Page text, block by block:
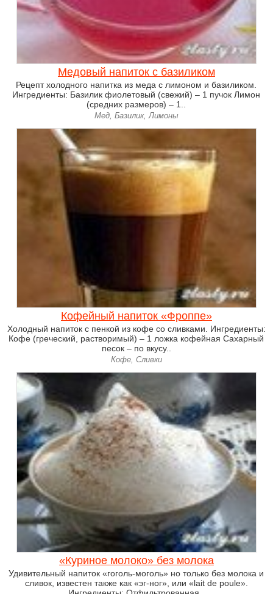
Медовый напиток с базиликом
Рецепт холодного напитка из меда с лимоном и базиликом.
Ингредиенты: Базилик фиолетовый (свежий) – 1 пучок Лимон
(средних размеров) – 1..
Мед, Базилик, Лимоны
Кофейный напиток «Фроппе»
Холодный напиток с пенкой из кофе со сливками. Ингредиенты:
Кофе (греческий, растворимый) – 1 ложка кофейная Сахарный
песок – по вкусу..
Кофе, Сливки
«Куриное молоко» без молока
Удивительный напиток «гоголь-моголь» но только без молока и
сливок, известен также как «эг-ног», или «lait de poule».